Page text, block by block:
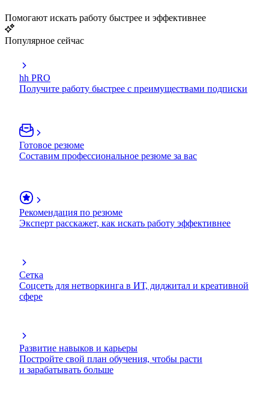
Помогают искать работу быстрее и эффективнее
Популярное сейчас
hh PRO
Получите работу быстрее с преимуществами подписки
Готовое резюме
Составим профессиональное резюме за вас
Рекомендация по резюме
Эксперт расскажет, как искать работу эффективнее
Сетка
Соцсеть для нетворкинга в ИТ, диджитал и креативной
сфере
Развитие навыков и карьеры
Постройте свой план обучения, чтобы расти
и зарабатывать больше